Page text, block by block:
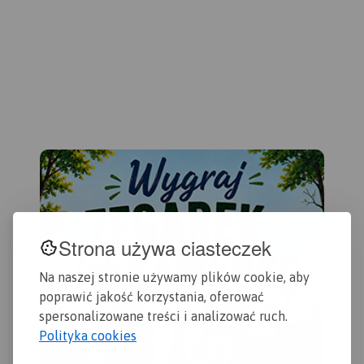
Strona używa ciasteczek
Na naszej stronie używamy plików cookie, aby
poprawić jakość korzystania, oferować
spersonalizowane treści i analizować ruch.
Polityka cookies